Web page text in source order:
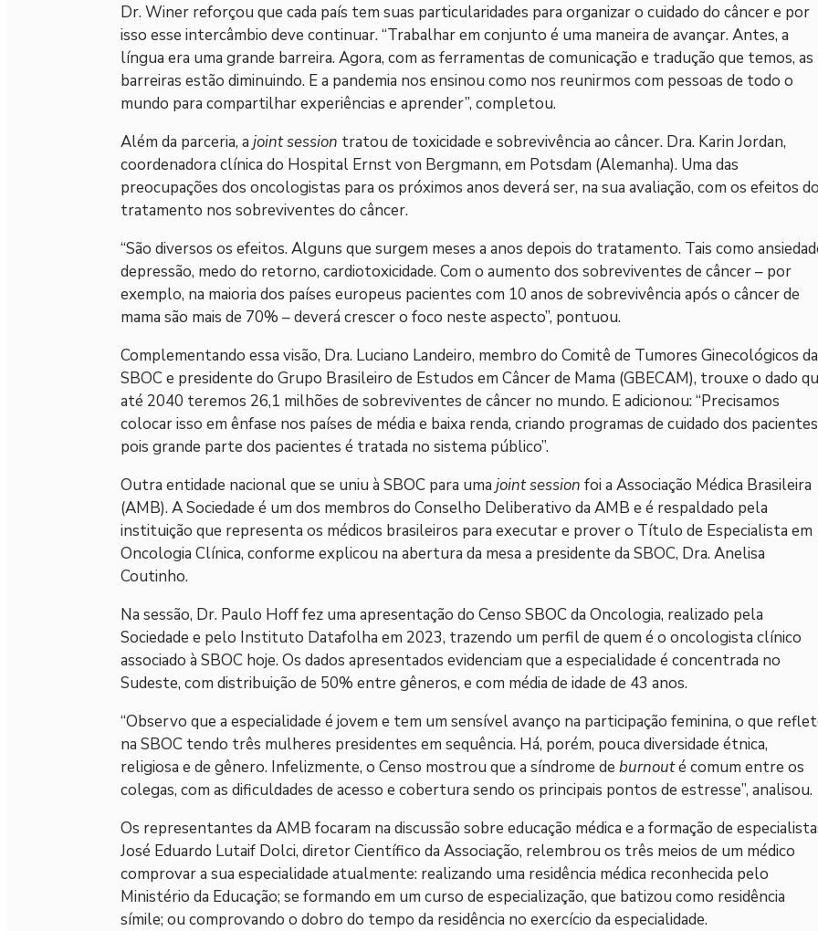
Dr. Winer reforçou que cada país tem suas particularidades para organizar o cuidado do câncer e por
isso esse intercâmbio deve continuar. “Trabalhar em conjunto é uma maneira de avançar. Antes, a
língua era uma grande barreira. Agora, com as ferramentas de comunicação e tradução que temos, as
barreiras estão diminuindo. E a pandemia nos ensinou como nos reunirmos com pessoas de todo o
mundo para compartilhar experiências e aprender”, completou.
Além da parceria, a joint session tratou de toxicidade e sobrevivência ao câncer. Dra. Karin Jordan,
coordenadora clínica do Hospital Ernst von Bergmann, em Potsdam (Alemanha). Uma das
preocupações dos oncologistas para os próximos anos deverá ser, na sua avaliação, com os efeitos
tratamento nos sobreviventes do câncer.
“São diversos os efeitos. Alguns que surgem meses a anos depois do tratamento. Tais como
depressão, medo do retorno, cardiotoxicidade. Com o aumento dos sobreviventes de câncer – por
exemplo, na maioria dos países europeus pacientes com 10 anos de sobrevivência após o câncer de
mama são mais de 70% – deverá crescer o foco neste aspecto”, pontuou.
Complementando essa visão, Dra. Luciano Landeiro, membro do Comitê de Tumores Ginecológicos da
SBOC e presidente do Grupo Brasileiro de Estudos em Câncer de Mama (GBECAM), trouxe o dado
até 2040 teremos 26,1 milhões de sobreviventes de câncer no mundo. E adicionou: “Precisamos
colocar isso em ênfase nos países de média e baixa renda, criando programas de cuidado dos
pois grande parte dos pacientes é tratada no sistema público”.
Outra entidade nacional que se uniu à SBOC para uma joint session foi a Associação Médica Brasileira
(AMB). A Sociedade é um dos membros do Conselho Deliberativo da AMB e é respaldado pela
instituição que representa os médicos brasileiros para executar e prover o Título de Especialista em
Oncologia Clínica, conforme explicou na abertura da mesa a presidente da SBOC, Dra. Anelisa
Coutinho.
Na sessão, Dr. Paulo Hoff fez uma apresentação do Censo SBOC da Oncologia, realizado pela
Sociedade e pelo Instituto Datafolha em 2023, trazendo um perfil de quem é o oncologista clínico
associado à SBOC hoje. Os dados apresentados evidenciam que a especialidade é concentrada no
Sudeste, com distribuição de 50% entre gêneros, e com média de idade de 43 anos.
“Observo que a especialidade é jovem e tem um sensível avanço na participação feminina, o que
na SBOC tendo três mulheres presidentes em sequência. Há, porém, pouca diversidade étnica,
religiosa e de gênero. Infelizmente, o Censo mostrou que a síndrome de burnouté comum entre os
colegas, com as dificuldades de acesso e cobertura sendo os principais pontos de estresse”, analisou.
Os representantes da AMB focaram na discussão sobre educação médica e a formação de
José Eduardo Lutaif Dolci, diretor Científico da Associação, relembrou os três meios de um médico
comprovar a sua especialidade atualmente: realizando uma residência médica reconhecida pelo
Ministério da Educação; se formando em um curso de especialização, que batizou como residência
símile; ou comprovando o dobro do tempo da residência no exercício da especialidade.